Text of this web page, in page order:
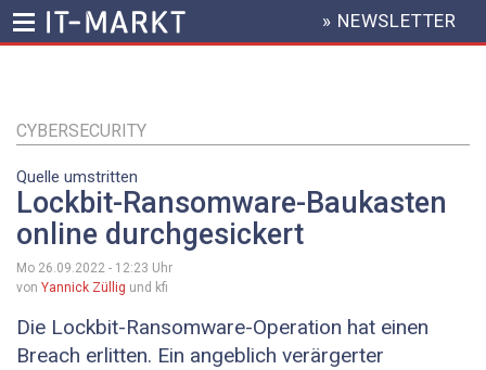
Inhalt
HEADER
MENU
» NEWSLETTER
CYBERSECURITY
Quelle umstritten
Lockbit-Ransomware-Baukasten
online durchgesickert
Mo 26.09.2022 - 12:23 Uhr
von Yannick Züllig und kfi
Die Lockbit-Ransomware-Operation hat einen
Breach erlitten. Ein angeblich verärgerter